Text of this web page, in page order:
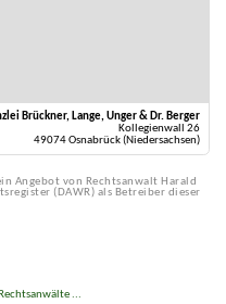
Brückner, Lange, Unger & Dr. Berger
Kollegienwall 26
49074 Osnabrück (Niedersachsen)
Angebot von Rechtsanwalt Harald
(DAWR) als Betreiber dieser
...